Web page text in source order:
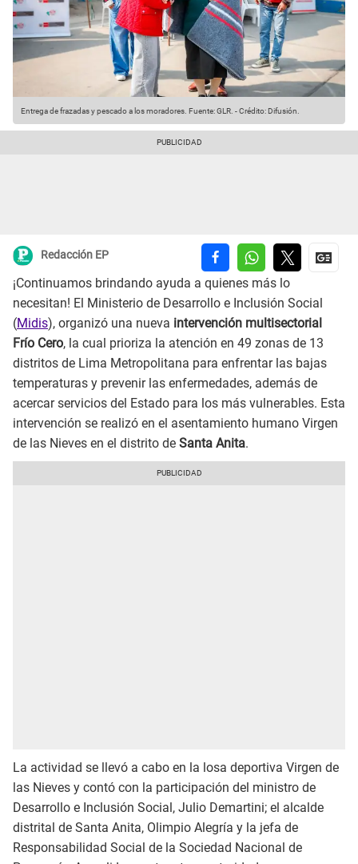
Entrega de frazadas y pescado a los moradores. Fuente: GLR. -Crédito: Difusión.
Redacción EP
¡Continuamos brindando ayuda a quienes más lo
necesitan! El Ministerio de Desarrollo e Inclusión Social
(Midis), organizó una nueva intervención multisectorial
Frío Cero, la cual prioriza la atención en 49 zonas de 13
distritos de Lima Metropolitana para enfrentar las bajas
temperaturas y prevenir las enfermedades, además de
acercar servicios del Estado para los más vulnerables. Esta
intervención se realizó en el asentamiento humano Virgen
de las Nieves en el distrito de Santa Anita.
La actividad se llevó a cabo en la losa deportiva Virgen de
las Nieves y contó con la participación del ministro de
Desarrollo e Inclusión Social, Julio Demartini; el alcalde
distrital de Santa Anita, Olimpio Alegría y la jefa de
Responsabilidad Social de la Sociedad Nacional de